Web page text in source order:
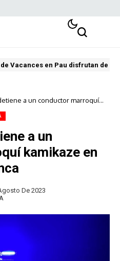
Vacances en Pau disfrutan de
a un conductor marroquí
a un
kamikaze en
De 2023